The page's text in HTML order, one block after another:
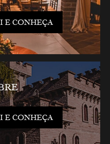
E CONHEÇA
E CONHEÇA